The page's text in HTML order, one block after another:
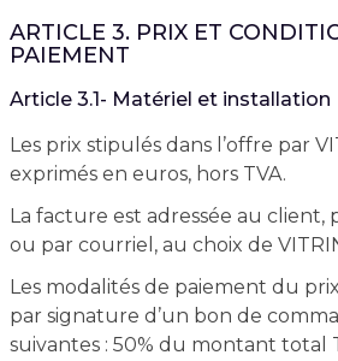
ARTICLE 3. PRIX ET
PAIEMENT
Article 3.1- Matériel et installation
Les prix stipulés dans l’offre par
exprimés en euros, hors TVA.
La facture est adressée au client,
ou par courriel, au choix de
Les modalités de paiement du
par signature d’un bon de
suivantes : 50% du montant total